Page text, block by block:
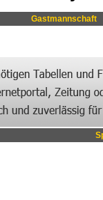
Gastmannschaft